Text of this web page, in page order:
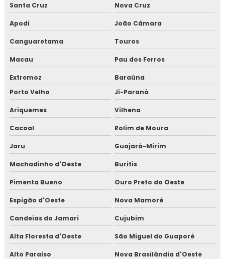
Santa Cruz Nova Cruz
Apodi João Câmara
Canguaretama Touros
Macau Pau dos Ferros
Extremoz
Baraúna
Porto Velho
Ji-Paraná
Ariquemes Vilhena
Cacoal Rolim de Moura
Jaru Guajará-Mirim
Machadinho d'Oeste Buritis
Pimenta Bueno Ouro Preto do Oeste
Espigão d'Oeste Nova Mamoré
Candeias do Jamari Cujubim
Alta Floresta d'Oeste São Miguel do Guaporé
Alto Paraíso
Nova Brasilândia d'Oeste